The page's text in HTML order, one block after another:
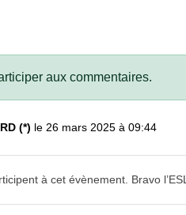
aux commentaires.
(*) le 26 mars 2025 à 09:44
à cet évènement. Bravo l’ESL